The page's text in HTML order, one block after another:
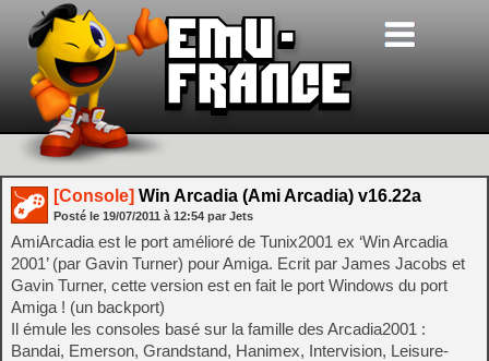
[Console] Win Arcadia (Ami Arcadia) v16.22a
Posté le 19/07/2011 à 12:54 par Jets
AmiArcadia est le port amélioré de Tunix2001 ex ‘Win Arcadia
2001’ (par Gavin Turner) pour Amiga. Ecrit par James Jacobs et
Gavin Turner, cette version est en fait le port Windows du port
Amiga ! (un backport)
Il émule les consoles basé sur la famille des Arcadia2001 :
Bandai, Emerson, Grandstand, Hanimex, Intervision, Leisure-